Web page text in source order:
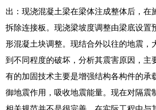
出：现浇混凝土梁在梁体注成整体后，在
拆除连接板。现浇梁坡度调整由梁底设置
形混凝土块调整。现结合外以往的地震，
到不同程度的破坏，分析其震害原因，主
有的加固技术主要是增强结构各构件的承
御地震作用，吸收地震能量。现在对隔震